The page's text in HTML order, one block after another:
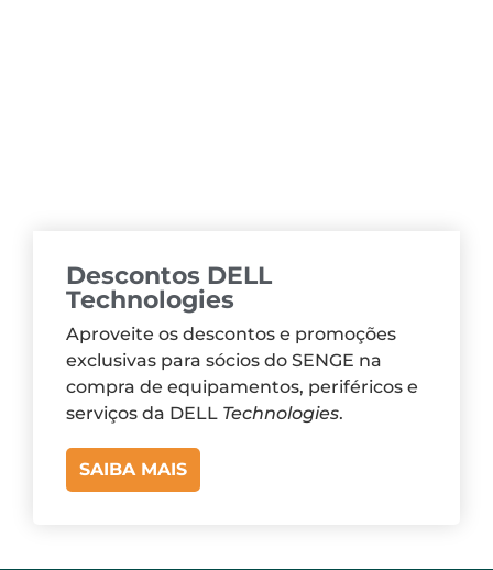
Descontos DELL
Technologies
Aproveite os descontos e promoções
exclusivas para sócios do SENGE na
compra de equipamentos, periféricos e
serviços da DELL Technologies.
SAIBA MAIS